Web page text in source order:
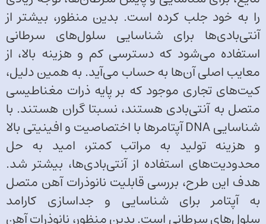
را به خود جلب کرده است. بدین منظور، بیشتر از
آنتی‌بادی‌ها برای شناسایی سلول‌های سرطانی
استفاده می‌شود که دسترسی کم و هزینه بالا، از
معایب اصلی آن‌ها به حساب می‌آید. به همین دلیل،
کیت‌های تجاری موجود که بر پایه ذرات مغناطیسی
متصل به آنتی‌بادی هستند، نسبتا گران هستند. با
شناسایی DNA آپتامرها با اختصاصیت و افینیتی بالا
و هزینه تولید به مراتب کمتر، امید به حل
محدودیت‌های استفاده از آنتی‌بادی‌ها، بیشتر شد.
هدف این طرح، بررسی قابلیت نانوذرات آهن متصل
به آپتامر برای شناسایی و جداسازی کارامد
سلول‌های سرطانی است. بدین منظور، نانوذرات آهن